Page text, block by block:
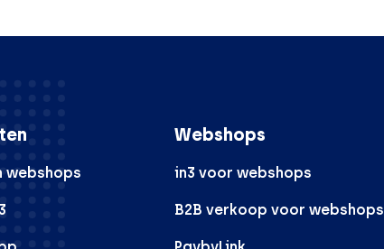
webshops
Webshops
in3 voor webshops
B2B verkoop voor webshops